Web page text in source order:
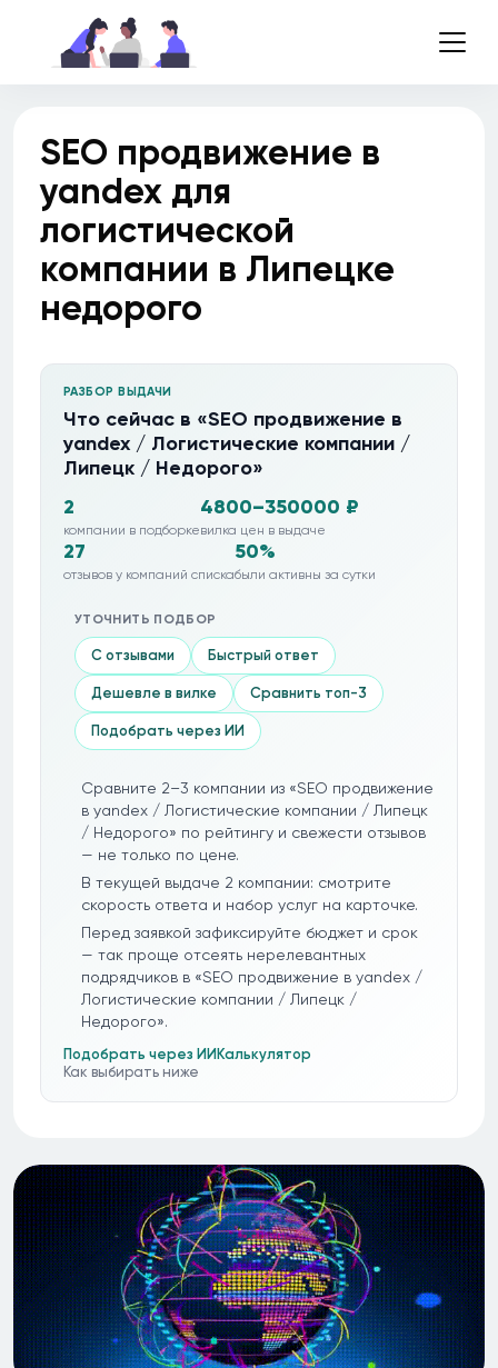
SEO продвижение в
yandex для
логистической
компании в Липецке
недорого
РАЗБОР ВЫДАЧИ
Что сейчас в «SEO продвижение в
yandex / Логистические компании /
Липецк / Недорого»
2
компании в подборке
4800–350000 ₽
вилка цен в выдаче
27
отзывов у компаний списка
50%
были активны за сутки
УТОЧНИТЬ ПОДБОР
С отзывами Быстрый ответ
Дешевле в вилке Сравнить топ-3
Подобрать через ИИ
Сравните 2–3 компании из «SEO продвижение
в yandex / Логистические компании / Липецк
/ Недорого» по рейтингу и свежести отзывов
— не только по цене.
В текущей выдаче 2 компании: смотрите
скорость ответа и набор услуг на карточке.
Перед заявкой зафиксируйте бюджет и срок
— так проще отсеять нерелевантных
подрядчиков в «SEO продвижение в yandex /
Логистические компании / Липецк /
Недорого».
Подобрать через ИИ Калькулятор
Как выбирать ниже